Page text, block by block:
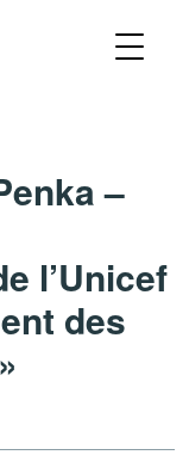
–
l’Unicef
des